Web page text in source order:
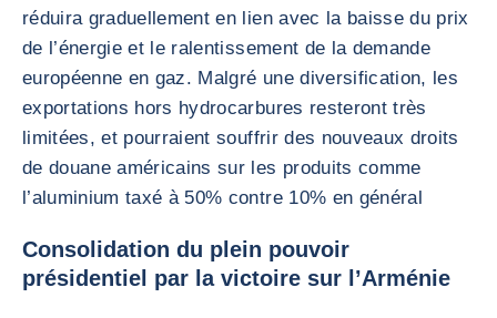
réduira graduellement en lien avec la baisse du prix
de l’énergie et le ralentissement de la demande
européenne en gaz. Malgré une diversification, les
exportations hors hydrocarbures resteront très
limitées, et pourraient souffrir des nouveaux droits
de douane américains sur les produits comme
l’aluminium taxé à 50% contre 10% en général
Consolidation du plein pouvoir
présidentiel par la victoire sur l’Arménie